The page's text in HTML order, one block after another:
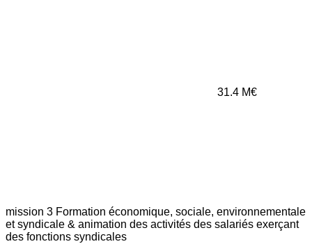
31.4 M€
mission 3 Formation économique, sociale, environnementale
et syndicale & animation des activités des salariés exerçant
des fonctions syndicales